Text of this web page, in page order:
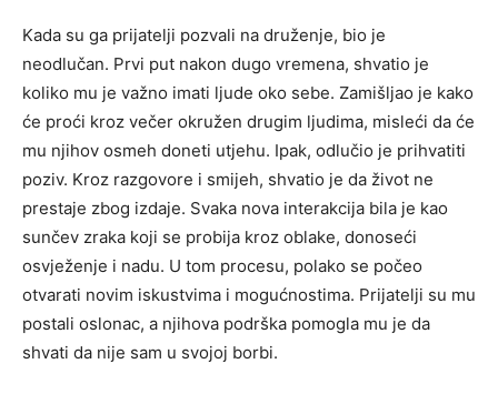
Kada su ga prijatelji pozvali na druženje, bio je
neodlučan. Prvi put nakon dugo vremena, shvatio je
koliko mu je važno imati ljude oko sebe. Zamišljao je kako
će proći kroz večer okružen drugim ljudima, misleći da će
mu njihov osmeh doneti utjehu. Ipak, odlučio je prihvatiti
poziv. Kroz razgovore i smijeh, shvatio je da život ne
prestaje zbog izdaje. Svaka nova interakcija bila je kao
sunčev zraka koji se probija kroz oblake, donoseći
osvježenje i nadu. U tom procesu, polako se počeo
otvarati novim iskustvima i mogućnostima. Prijatelji su mu
postali oslonac, a njihova podrška pomogla mu je da
shvati da nije sam u svojoj borbi.